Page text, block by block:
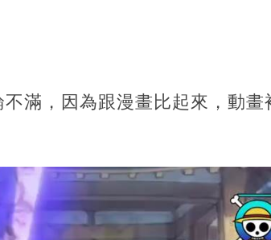
滿，因為跟漫畫比起來，動畫